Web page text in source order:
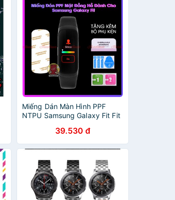
Miếng Dán Màn Hình PPF
NTPU Samsung Galaxy Fit Fit
Dẻo Đồng hồ thông minh
Chống Trầy Xước
39.530 đ